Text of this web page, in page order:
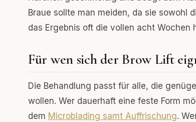
Braue sollte man meiden, da sie sowohl
das Ergebnis oft die vollen acht Wochen
Für wen sich der Brow Lift
Die Behandlung passt für alle, die
wollen. Wer dauerhaft eine feste Form
dem Microblading samt Auffrischung.